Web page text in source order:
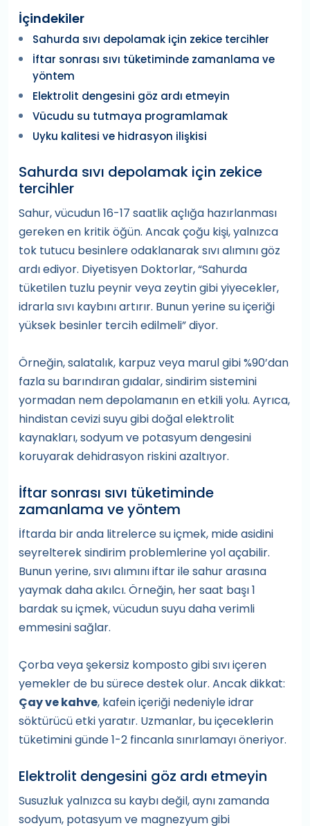
İçindekiler
Sahurda sıvı depolamak için zekice tercihler
İftar sonrası sıvı tüketiminde zamanlama ve
yöntem
Elektrolit dengesini göz ardı etmeyin
Vücudu su tutmaya programlamak
Uyku kalitesi ve hidrasyon ilişkisi
Sahurda sıvı depolamak için zekice
tercihler
Sahur, vücudun 16-17 saatlik açlığa hazırlanması
gereken en kritik öğün. Ancak çoğu kişi, yalnızca
tok tutucu besinlere odaklanarak sıvı alımını göz
ardı ediyor. Diyetisyen Doktorlar, “Sahurda
tüketilen tuzlu peynir veya zeytin gibi yiyecekler,
idrarla sıvı kaybını artırır. Bunun yerine su içeriği
yüksek besinler tercih edilmeli” diyor.
Örneğin, salatalık, karpuz veya marul gibi %90’dan
fazla su barındıran gıdalar, sindirim sistemini
yormadan nem depolamanın en etkili yolu. Ayrıca,
hindistan cevizi suyu gibi doğal elektrolit
kaynakları, sodyum ve potasyum dengesini
koruyarak dehidrasyon riskini azaltıyor.
İftar sonrası sıvı tüketiminde
zamanlama ve yöntem
İftarda bir anda litrelerce su içmek, mide asidini
seyrelterek sindirim problemlerine yol açabilir.
Bunun yerine, sıvı alımını iftar ile sahur arasına
yaymak daha akılcı. Örneğin, her saat başı 1
bardak su içmek, vücudun suyu daha verimli
emmesini sağlar.
Çorba veya şekersiz komposto gibi sıvı içeren
yemekler de bu sürece destek olur. Ancak dikkat:
Çay ve kahve, kafein içeriği nedeniyle idrar
söktürücü etki yaratır. Uzmanlar, bu içeceklerin
tüketimini günde 1-2 fincanla sınırlamayı öneriyor.
Elektrolit dengesini göz ardı etmeyin
Susuzluk yalnızca su kaybı değil, aynı zamanda
sodyum, potasyum ve magnezyum gibi